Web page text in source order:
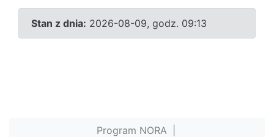
Stan z dnia: 2026-08-09, godz. 09:13
Program NORA